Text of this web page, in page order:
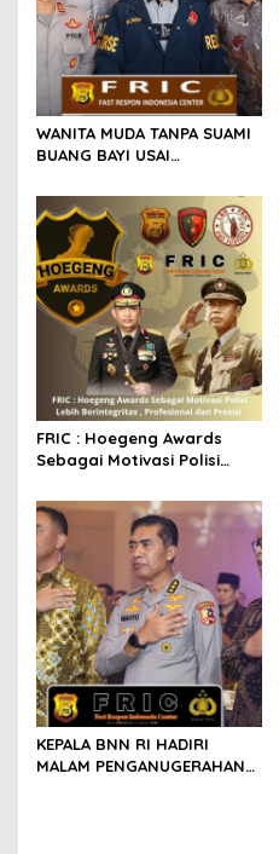
WANITA MUDA TANPA SUAMI
BUANG BAYI USAI
FRIC : Hoegeng Awards
Sebagai Motivasi Polisi
Profesional dan Presisi
KEPALA BNN RI HADIRI
MALAM PENGANUGERAHAN